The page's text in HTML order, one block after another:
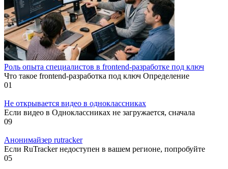
Роль опыта специалистов в frontend-разработке под ключ
Что такое frontend-разработка под ключ Определение
01
Не открывается видео в одноклассниках
Если видео в Одноклассниках не загружается, сначала
09
Анонимайзер rutracker
Если RuTracker недоступен в вашем регионе, попробуйте
05